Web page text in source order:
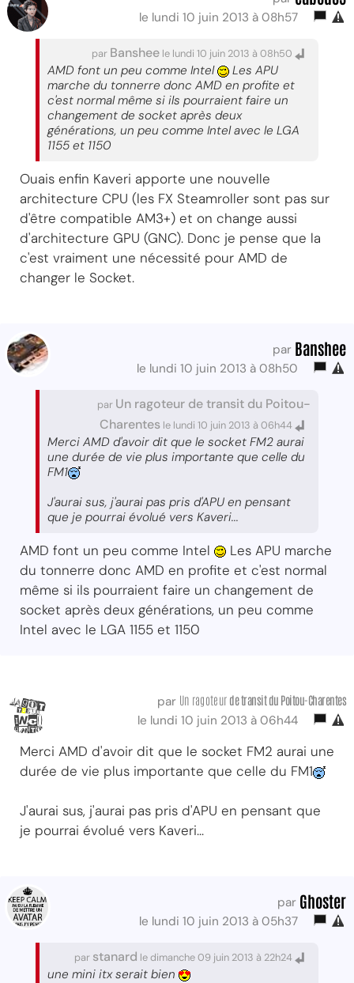
le lundi 10 juin 2013 à 08h57
par Banshee le lundi 10 juin 2013 à 08h50
AMD font un peu comme Intel
Les APU
marche du tonnerre donc AMD en profite et
c'est normal même si ils pourraient faire un
changement de socket après deux
générations, un peu comme Intel avec le LGA
1155 et 1150
Ouais enfin Kaveri apporte une nouvelle
architecture CPU (les FX Steamroller sont pas sur
d'être compatible AM3+) et on change aussi
d'architecture GPU (GNC). Donc je pense que la
c'est vraiment une nécessité pour AMD de
changer le Socket.
par Banshee
le lundi 10 juin 2013 à 08h50
par Un ragoteur de transit du Poitou-
Charentes le lundi 10 juin 2013 à 06h44
Merci AMD d'avoir dit que le socket FM2 aurai
une durée de vie plus importante que celle du
FM1
J'aurai sus, j'aurai pas pris d'APU en pensant
que je pourrai évolué vers Kaveri...
AMD font un peu comme Intel
Les APU marche
du tonnerre donc AMD en profite et c'est normal
même si ils pourraient faire un changement de
socket après deux générations, un peu comme
Intel avec le LGA 1155 et 1150
par Un ragoteur de transitdu Poitou-Charentes
le lundi 10 juin 2013 à 06h44
Merci AMD d'avoir dit que le socket FM2 aurai une
durée de vie plus importante que celle du FM1
J'aurai sus, j'aurai pas pris d'APU en pensant que
je pourrai évolué vers Kaveri...
par Ghoster
le lundi 10 juin 2013 à 05h37
par stanard le dimanche 09 juin 2013 à 22h24
une mini itx serait bien